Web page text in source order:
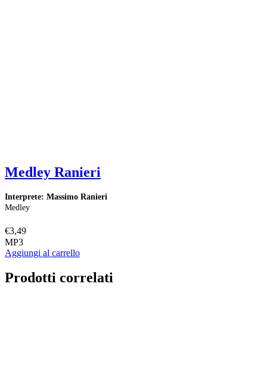
Medley Ranieri
Interprete: Massimo Ranieri
Medley
€3,49
MP3
Aggiungi al carrello
Prodotti correlati